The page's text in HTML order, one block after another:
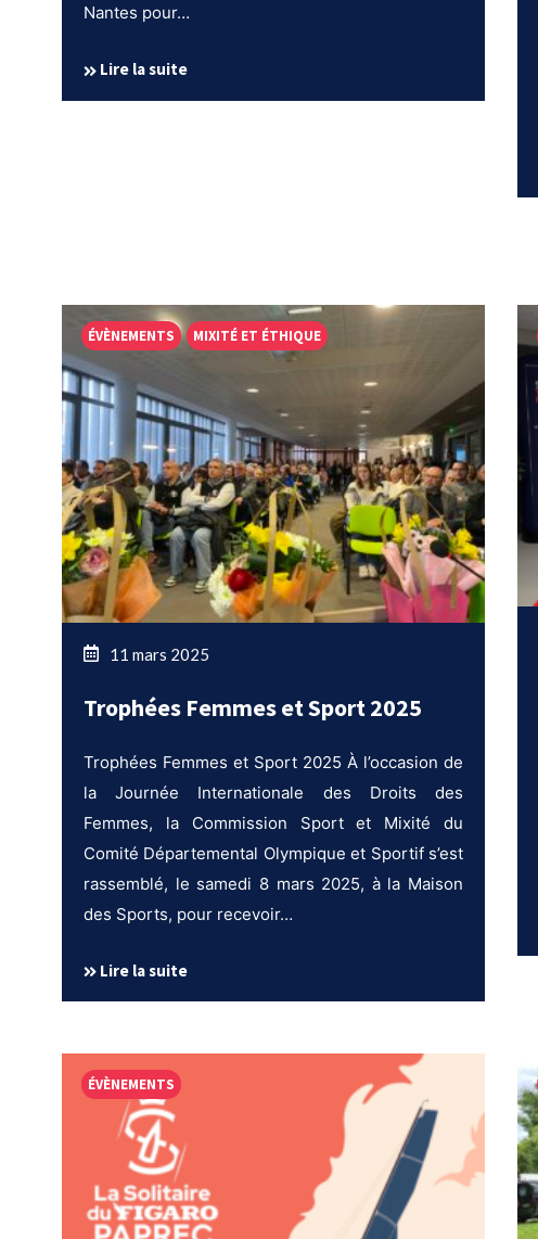
Nantes pour…
Lire la suite
ÉVÈNEMENTS MIXITÉ ET ÉTHIQUE
11 mars 2025
Trophées Femmes et Sport 2025
Trophées Femmes et Sport 2025 À l’occasion de
la Journée Internationale des Droits des
Femmes, la Commission Sport et Mixité du
Comité Départemental Olympique et Sportif s’est
rassemblé, le samedi 8 mars 2025, à la Maison
des Sports, pour recevoir…
Lire la suite
ÉVÈNEMENTS